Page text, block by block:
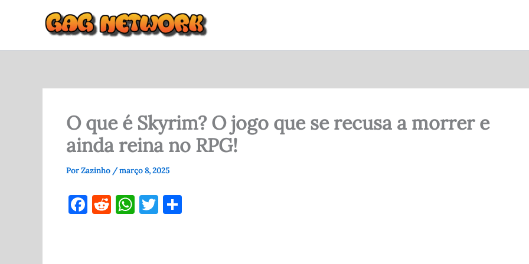
conteúdo
O que é Skyrim? O jogo que se recusa a morrer e
ainda reina no RPG!
PorZazinho /março 8, 2025
F R W T